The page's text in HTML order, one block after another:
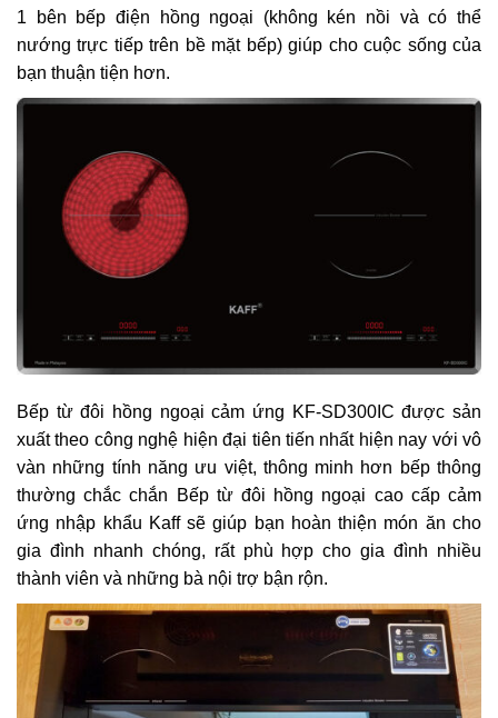
1 bên bếp điện hồng ngoại (không kén nồi và có thể
nướng trực tiếp trên bề mặt bếp) giúp cho cuộc sống của
bạn thuận tiện hơn.
Bếp từ đôi hồng ngoại cảm ứng KF-SD300IC được sản
xuất theo công nghệ hiện đại tiên tiến nhất hiện nay với vô
vàn những tính năng ưu việt, thông minh hơn bếp thông
thường chắc chắn Bếp từ đôi hồng ngoại cao cấp cảm
ứng nhập khẩu Kaff sẽ giúp bạn hoàn thiện món ăn cho
gia đình nhanh chóng, rất phù hợp cho gia đình nhiều
thành viên và những bà nội trợ bận rộn.